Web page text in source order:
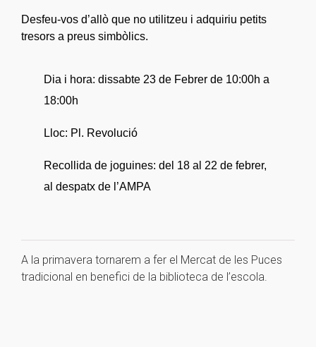
Desfeu-vos d’allò que no utilitzeu i adquiriu petits
tresors a preus simbòlics.
Dia i hora: dissabte 23 de Febrer de 10:00h a
18:00h
Lloc: Pl. Revolució
Recollida de joguines: del 18 al 22 de febrer,
al despatx de l’AMPA
A la primavera tornarem a fer el Mercat de les Puces
tradicional en benefici de la biblioteca de l’escola.